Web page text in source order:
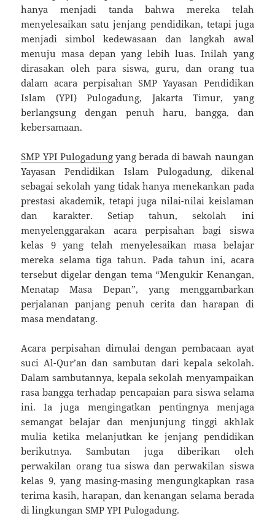
hanya menjadi tanda bahwa mereka telah
menyelesaikan satu jenjang pendidikan, tetapi juga
menjadi simbol kedewasaan dan langkah awal
menuju masa depan yang lebih luas. Inilah yang
dirasakan oleh para siswa, guru, dan orang tua
dalam acara perpisahan SMP Yayasan Pendidikan
Islam (YPI) Pulogadung, Jakarta Timur, yang
berlangsung dengan penuh haru, bangga, dan
kebersamaan.
SMP YPI Pulogadungyang berada di bawah naungan
Yayasan Pendidikan Islam Pulogadung, dikenal
sebagai sekolah yang tidak hanya menekankan pada
prestasi akademik, tetapi juga nilai-nilai keislaman
dan karakter. Setiap tahun, sekolah ini
menyelenggarakan acara perpisahan bagi siswa
kelas 9 yang telah menyelesaikan masa belajar
mereka selama tiga tahun. Pada tahun ini, acara
tersebut digelar dengan tema “Mengukir Kenangan,
Menatap Masa Depan”, yang menggambarkan
perjalanan panjang penuh cerita dan harapan di
masa mendatang.
Acara perpisahan dimulai dengan pembacaan ayat
suci Al-Qur’an dan sambutan dari kepala sekolah.
Dalam sambutannya, kepala sekolah menyampaikan
rasa bangga terhadap pencapaian para siswa selama
ini. Ia juga mengingatkan pentingnya menjaga
semangat belajar dan menjunjung tinggi akhlak
mulia ketika melanjutkan ke jenjang pendidikan
berikutnya. Sambutan juga diberikan oleh
perwakilan orang tua siswa dan perwakilan siswa
kelas 9, yang masing-masing mengungkapkan rasa
terima kasih, harapan, dan kenangan selama berada
di lingkungan SMP YPI Pulogadung.